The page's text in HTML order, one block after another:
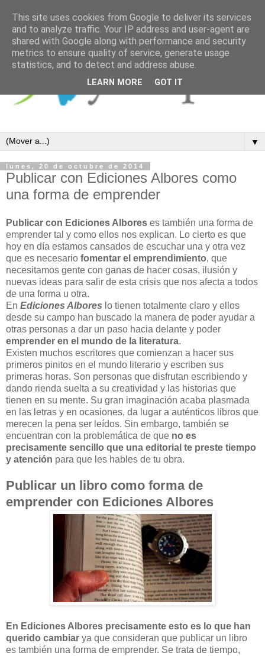
▼
lunes, 20 de octubre de 2014
Publicar con Ediciones Albores como
una forma de emprender
Publicar con Ediciones Albores es también una forma de
emprender tal y como ellos nos explican. Lo cierto es que
hoy en día estamos cansados de escuchar una y otra vez
que es necesario fomentar el emprendimiento, que
necesitamos gente con ganas de hacer cosas, ilusión y
nuevas ideas para salir de esta crisis que nos afecta a todos
de una forma u otra.
En Ediciones Albores lo tienen totalmente claro y ellos
desde su campo han buscado la manera de poder ayudar a
otras personas a dar un paso hacia delante y poder
emprender en el mundo de la literatura.
Existen muchos escritores que comienzan a hacer sus
primeros pinitos en el mundo literario y escriben sus
primeras horas. Son personas que disfrutan escribiendo y
dando rienda suelta a su creatividad y las historias que
tienen en su mente. Su gran imaginación acaba plasmada
en las letras y en ocasiones, da lugar a auténticos libros que
merecen la pena ser leídos. Sin embargo, también se
encuentran con la problemática de que no es
precisamente sencillo que una editorial te preste tiempo
y atención para que les hables de tu obra.
Publicar un libro como forma de
emprender con Ediciones Albores
En Ediciones Albores precisamente esto es lo que han
querido cambiar ya que consideran que publicar un libro
es también una forma de emprender. Se trata de tiempo,
This site uses cookies from Google to deliver its services
and to analyze traffic. Your IP address and user-agent are
shared with Google along with performance and security
metrics to ensure quality of service, generate usage
statistics, and to detect and address abuse.
LEARN MORE GOT IT